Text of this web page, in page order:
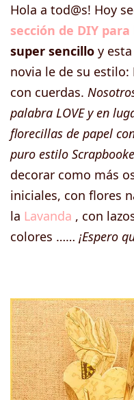
Hola a tod@s! Hoy
sección de DIY para
super sencillo y
novia le de su estilo:
con cuerdas.
palabra LOVE y en
florecillas de papel
puro estilo
decorar como más
iniciales, con flores
la Lavanda , con
colores …… ¡Espero